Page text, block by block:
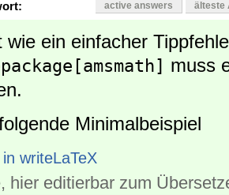
active answers älteste
wie ein einfacher
muss
Minimalbeispiel
writeLaTeX
hier editierbar zum